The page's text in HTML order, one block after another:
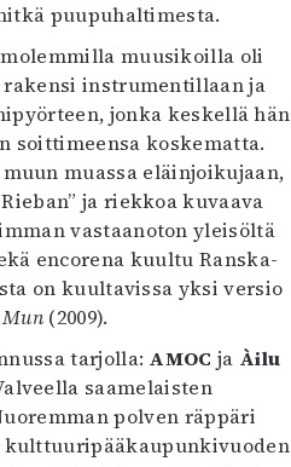
puupuhaltimesta.
muusikoilla oli
rakensi instrumentillaan ja
jonka keskellä hän
soittimeensa koskematta.
muassa eläinjoikujaan,
ja riekkoa kuvaava
vastaanoton yleisöltä
encorena kuultu Ranska-
on kuultavissa yksi versio
Mun(2009).
tarjolla: AMOC ja Àilu
saamelaisten
polven räppäri